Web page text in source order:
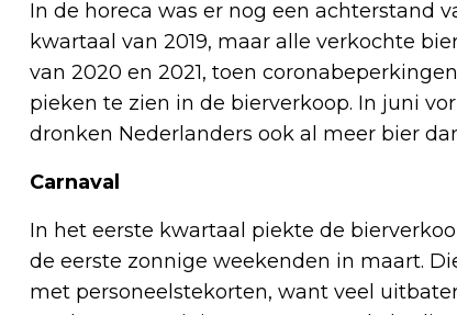
In de horeca was er nog een achterstand
kwartaal van 2019, maar alle verkochte
van 2020 en 2021, toen
pieken te zien in de bierverkoop. In juni
dronken Nederlanders ook al meer bier
Carnaval
In het eerste kwartaal piekte de
de eerste zonnige weekenden in maart.
met personeelstekorten, want veel